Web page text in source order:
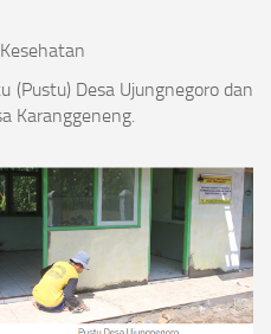
(Pustu) Desa Ujungnegoro dan
Karanggeneng.